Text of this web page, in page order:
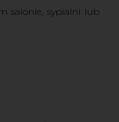
salonie, sypialni lub